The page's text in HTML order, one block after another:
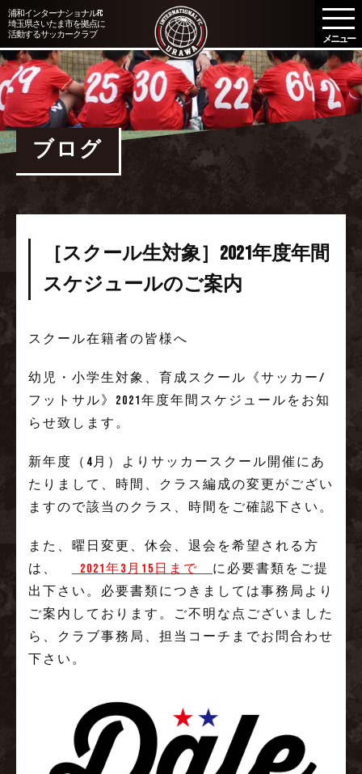
浦和インターナショナルFC
埼玉県さいたま市を拠点に
活動するサッカークラブ
メ
ニ
ュ
ー
を
開
ブログ
［スクール生対象］2021年度年間
スケジュールのご案内
スクール在籍者の皆様へ
幼児・小学生対象、育成スクール《サッカー/
フットサル》2021年度年間スケジュールをお知
らせ致します。
新年度（4月）よりサッカースクール開催にあ
たりまして、時間、クラス編成の変更がござい
ますので該当のクラス、時間をご確認下さい。
また、曜日変更、休会、退会を希望される方
は、
2021年3月15日まで に必要書類をご提
出下さい。必要書類につきましては事務局より
ご案内しております。ご不明な点ございました
ら、クラブ事務局、担当コーチまでお問合わせ
下さい。